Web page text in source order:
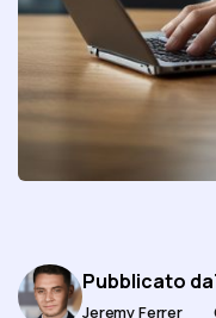
Pubblicato da
Jeremy Ferrer